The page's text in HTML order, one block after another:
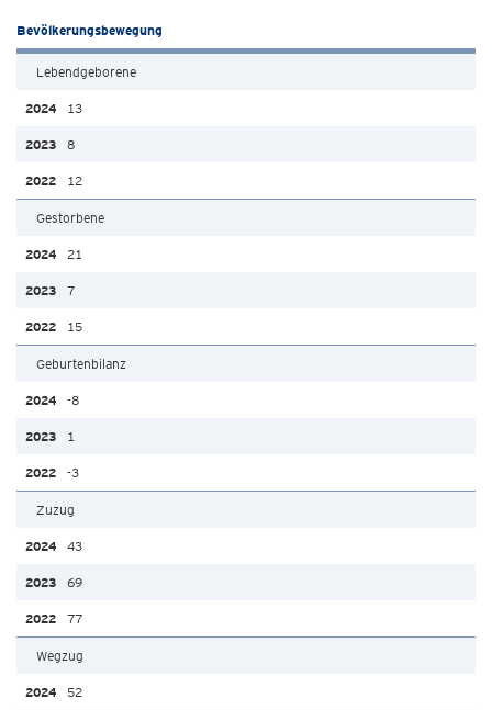
Bevölkerungsbewegung
Lebendgeborene
13
8
12
Gestorbene
21
7
15
Geburtenbilanz
-8
1
-3
Zuzug
43
69
77
Wegzug
52